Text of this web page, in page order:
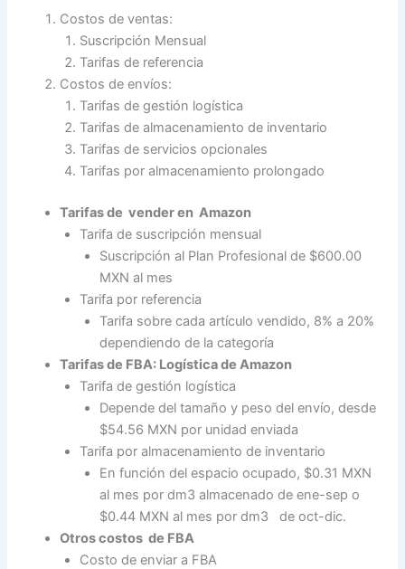
Costos de ventas:
Suscripción Mensual
Tarifas de referencia
Costos de envíos:
Tarifas de gestión logística
Tarifas de almacenamiento de inventario
Tarifas de servicios opcionales
Tarifas por almacenamiento prolongado
Tarifas de vender en Amazon
Tarifa de suscripción mensual
Suscripción al Plan Profesional de $600.00
MXN al mes
Tarifa por referencia
Tarifa sobre cada artículo vendido, 8% a 20%
dependiendo de la categoría
Tarifas de FBA: Logística de Amazon
Tarifa de gestión logística
Depende del tamaño y peso del envío, desde
$54.56 MXN por unidad enviada
Tarifa por almacenamiento de inventario
En función del espacio ocupado, $0.31 MXN
al mes por dm3 almacenado de ene-sep o
$0.44 MXN al mes por dm3 de oct-dic.
Otros costos de FBA
Costo de enviar a FBA